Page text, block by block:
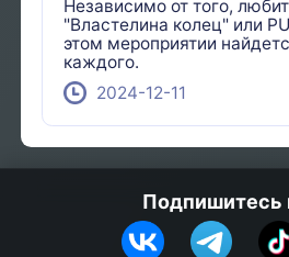
Независимо от того,
"Властелина колец" или
этом мероприятии
каждого.
2024-12-11
Подпишитесь